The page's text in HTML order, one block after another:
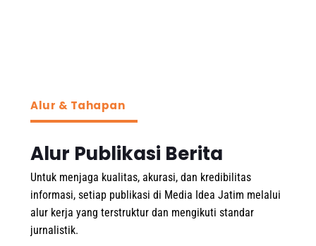
Alur & Tahapan
Alur Publikasi Berita
Untuk menjaga kualitas, akurasi, dan kredibilitas
informasi, setiap publikasi di Media Idea Jatim melalui
alur kerja yang terstruktur dan mengikuti standar
jurnalistik.